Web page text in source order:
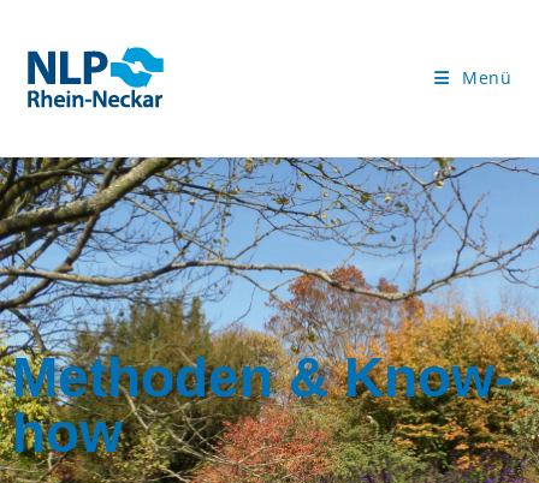
Menü
Methoden & Know-
how